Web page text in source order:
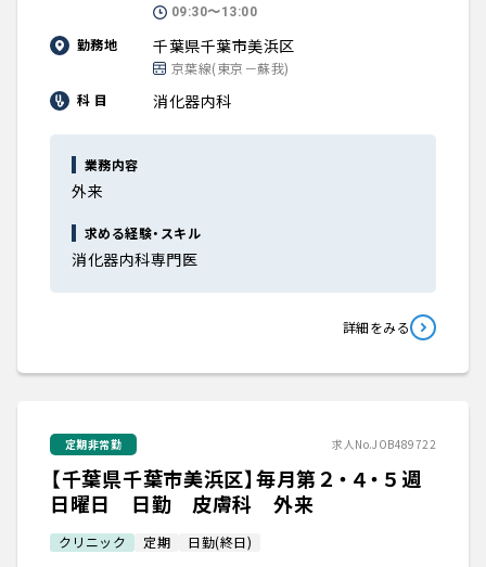
09:30〜13:00
勤務地 千葉県千葉市美浜区
京葉線(東京－蘇我)
科 目
消化器内科
業務内容
外来
求める経験・スキル
消化器内科専門医
詳細をみる
定期非常勤 求人No.JOB489722
【千葉県千葉市美浜区】毎月第２・４・５週
日曜日 日勤 皮膚科 外来
クリニック 定期 日勤(終日)